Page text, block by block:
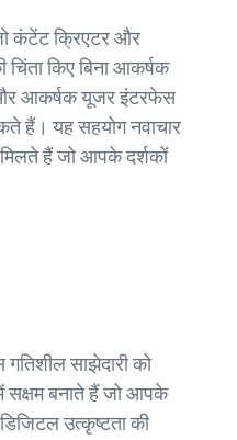
कंटेंट क्रिएटर और
किए बिना आकर्षक
आकर्षक यूजर इंटरफेस
हैं। यह सहयोग नवाचार
हैं जो आपके दर्शकों
साझेदारी को
बनाते हैं जो आपके
उत्कृष्टता की